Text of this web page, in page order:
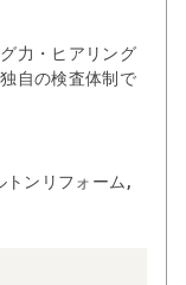
力・ヒアリング
自の検査体制で
トンリフォーム,